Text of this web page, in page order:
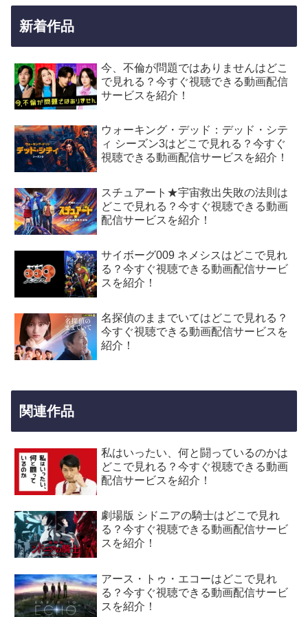
新着作品
今、不倫が問題ではありませんはどこ
で見れる？今すぐ視聴できる動画配信
サービスを紹介！
ウォーキング・デッド：デッド・シテ
ィ シーズン3はどこで見れる？今すぐ
視聴できる動画配信サービスを紹介！
スチュアート★宇宙救出失敗の法則は
どこで見れる？今すぐ視聴できる動画
配信サービスを紹介！
サイボーグ009 ネメシスはどこで見れ
る？今すぐ視聴できる動画配信サービ
スを紹介！
名探偵のままでいてはどこで見れる？
今すぐ視聴できる動画配信サービスを
紹介！
関連作品
私はいったい、何と闘っているのかは
どこで見れる？今すぐ視聴できる動画
配信サービスを紹介！
劇場版 シドニアの騎士はどこで見れ
る？今すぐ視聴できる動画配信サービ
スを紹介！
アース・トゥ・エコーはどこで見れ
る？今すぐ視聴できる動画配信サービ
スを紹介！